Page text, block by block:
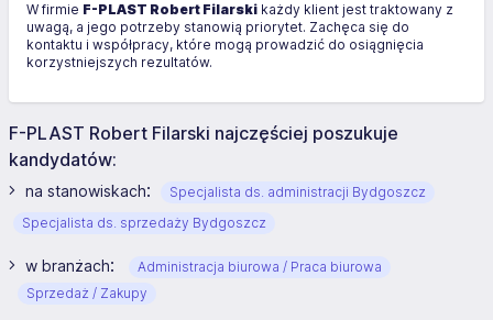
W firmie F-PLAST Robert Filarski każdy klient jest traktowany z
uwagą, a jego potrzeby stanowią priorytet. Zachęca się do
kontaktu i współpracy, które mogą prowadzić do osiągnięcia
korzystniejszych rezultatów.
F-PLAST Robert Filarski najczęściej poszukuje
kandydatów:
na stanowiskach:
Specjalista ds. administracji Bydgoszcz
Specjalista ds. sprzedaży Bydgoszcz
w branżach:
Administracja biurowa / Praca biurowa
Sprzedaż / Zakupy